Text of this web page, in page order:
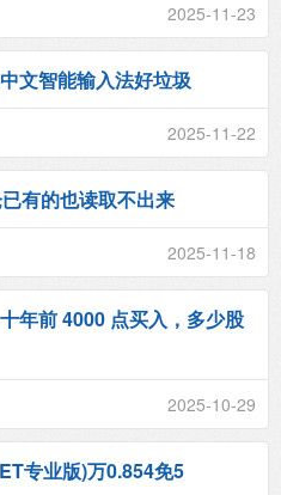
2025-11-23
文智能输入法好垃圾
2025-11-22
有的也读取不出来
2025-11-18
年前 4000 点买入，多少股
2025-10-29
专业版)万0.854免5